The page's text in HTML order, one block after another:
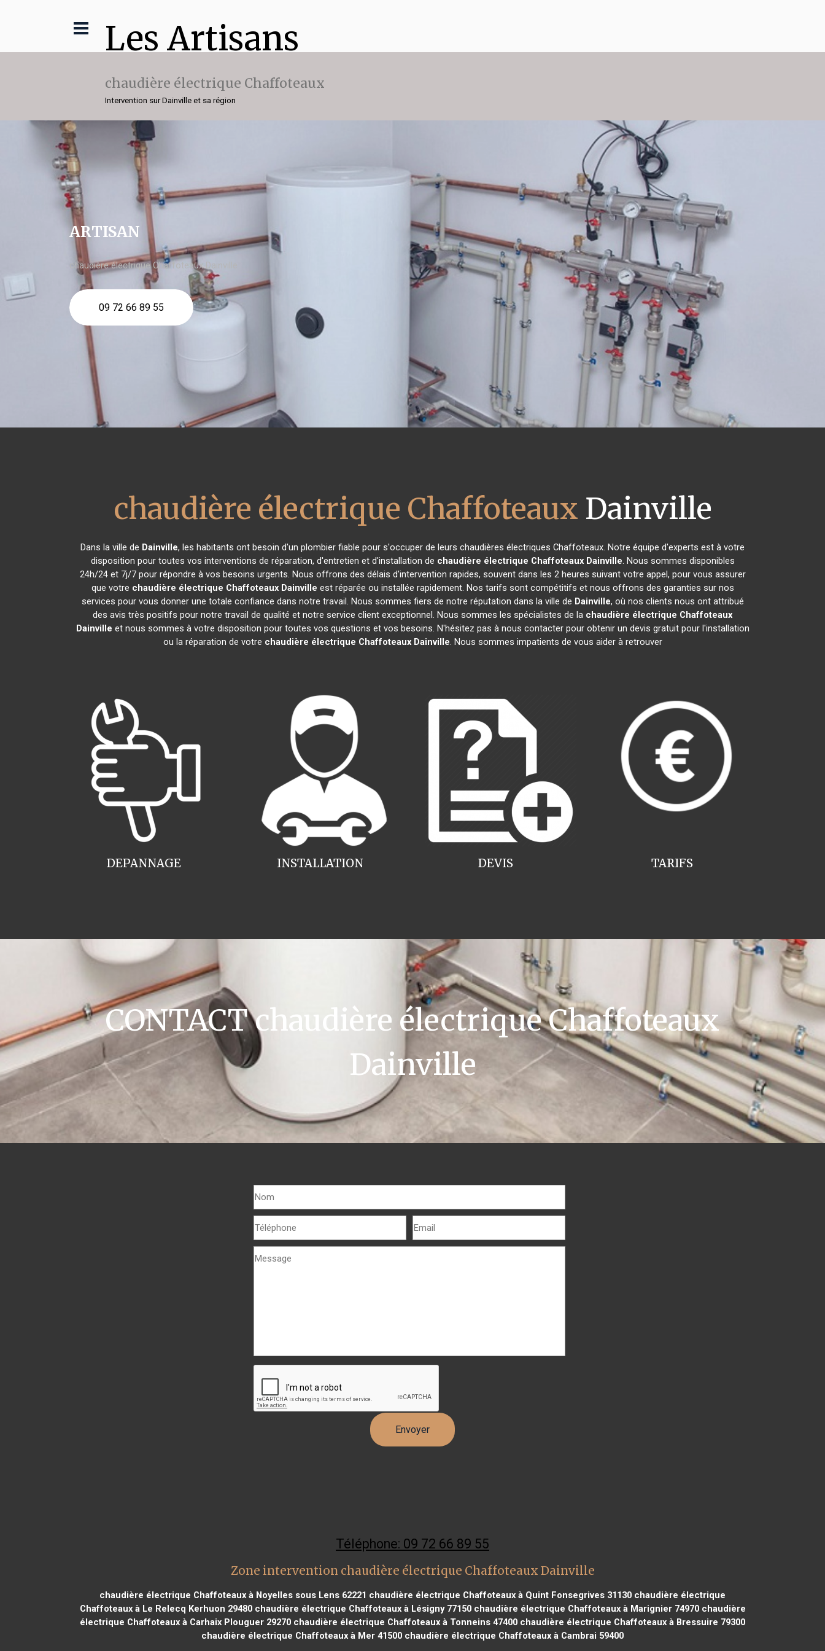
Les Artisans
chaudière électrique Chaffoteaux
Intervention sur Dainville et sa région
ARTISAN
chaudière électrique Chaffoteaux Dainville
09 72 66 89 55
chaudière électrique Chaffoteaux Dainville
Dans la ville de Dainville, les habitants ont besoin d'un plombier fiable pour s'occuper de leurs chaudières électriques Chaffoteaux. Notre équipe d'experts est à votre
disposition pour toutes vos interventions de réparation, d'entretien et d'installation de chaudière électrique Chaffoteaux Dainville. Nous sommes disponibles
24h/24 et 7j/7 pour répondre à vos besoins urgents. Nous offrons des délais d'intervention rapides, souvent dans les 2 heures suivant votre appel, pour vous assurer
que votre chaudière électrique Chaffoteaux Dainville est réparée ou installée rapidement. Nos tarifs sont compétitifs et nous offrons des garanties sur nos
services pour vous donner une totale confiance dans notre travail. Nous sommes fiers de notre réputation dans la ville de Dainville, où nos clients nous ont attribué
des avis très positifs pour notre travail de qualité et notre service client exceptionnel. Nous sommes les spécialistes de la chaudière électrique Chaffoteaux
Dainville et nous sommes à votre disposition pour toutes vos questions et vos besoins. N'hésitez pas à nous contacter pour obtenir un devis gratuit pour l'installation
ou la réparation de votre chaudière électrique Chaffoteaux Dainville. Nous sommes impatients de vous aider à retrouver
INSTALLATION
DEPANNAGE TARIFS
DEVIS
CONTACT chaudière électrique Chaffoteaux
Dainville
Téléphone: 09 72 66 89 55
Zone intervention chaudière électrique Chaffoteaux Dainville
chaudière électrique Chaffoteaux à Noyelles sous Lens 62221 chaudière électrique Chaffoteaux à Quint Fonsegrives 31130 chaudière électrique
Chaffoteaux à Le Relecq Kerhuon 29480chaudière électrique Chaffoteaux à Lésigny 77150chaudière électrique Chaffoteaux à Marignier 74970chaudière
électrique Chaffoteaux à Carhaix Plouguer 29270 chaudière électrique Chaffoteaux à Tonneins 47400 chaudière électrique Chaffoteaux à Bressuire 79300
chaudière électrique Chaffoteaux à Mer 41500 chaudière électrique Chaffoteaux à Cambrai 59400